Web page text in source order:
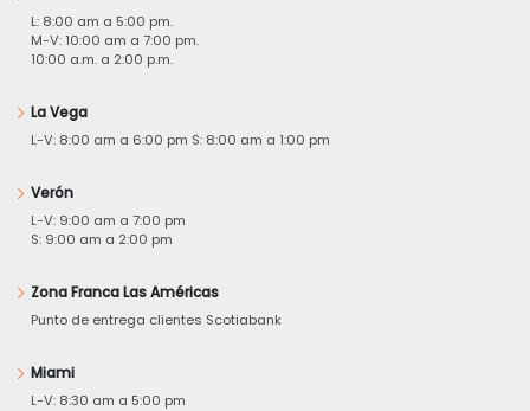
L: 8:00 am a 5:00 pm.
M-V: 10:00 am a 7:00 pm.
10:00 a.m. a 2:00 p.m.
La Vega
L-V: 8:00 am a 6:00 pm S: 8:00 am a 1:00 pm
Verón
L-V: 9:00 am a 7:00 pm
S: 9:00 am a 2:00 pm
Zona Franca Las Américas
Punto de entrega clientes Scotiabank
Miami
L-V: 8:30 am a 5:00 pm